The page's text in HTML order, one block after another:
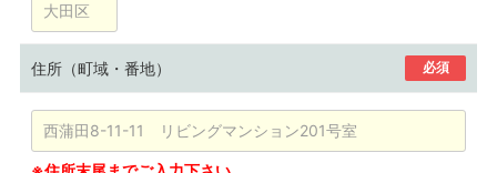
住所（町域・番地） 必須